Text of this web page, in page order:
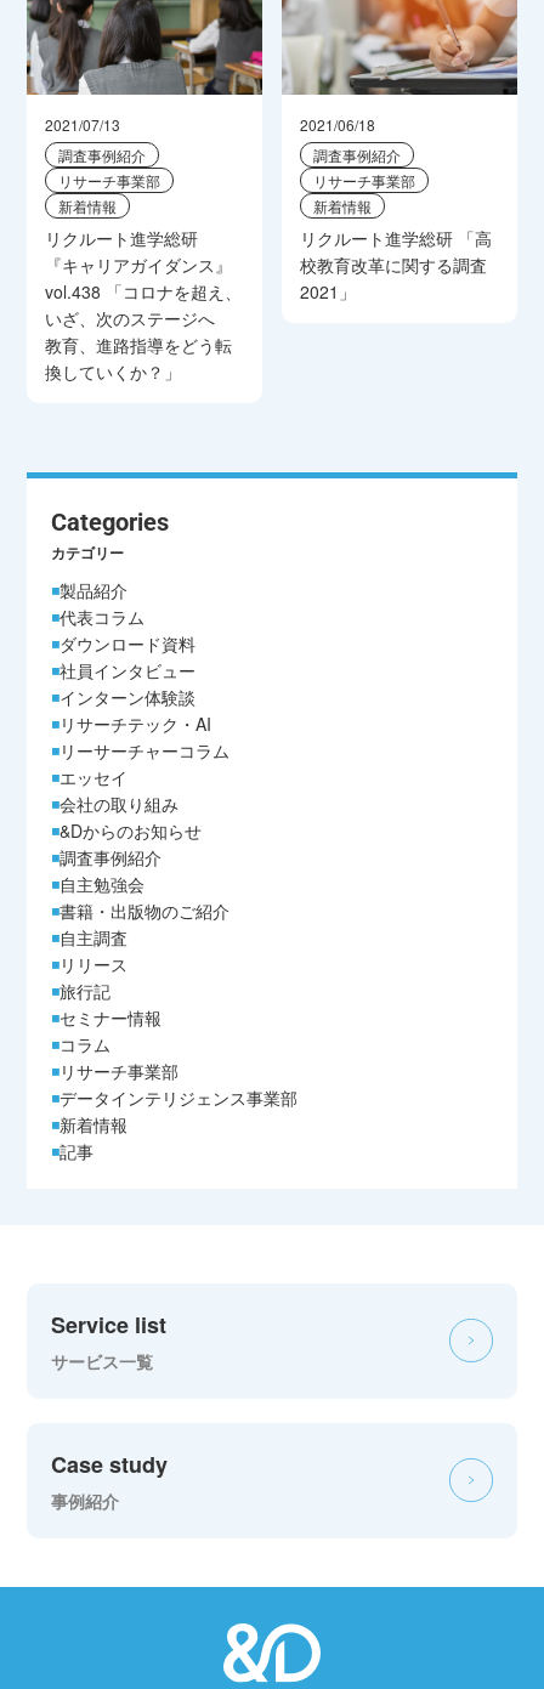
2021/07/13
調査事例紹介
リサーチ事業部
新着情報
リクルート進学総研
『キャリアガイダンス』
vol.438 「コロナを超え、
いざ、次のステージへ
教育、進路指導をどう転
換していくか？」
2021/06/18
調査事例紹介
リサーチ事業部
新着情報
リクルート進学総研 「高
校教育改革に関する調査
2021」
Categories
カテゴリー
製品紹介
代表コラム
ダウンロード資料
社員インタビュー
インターン体験談
リサーチテック・AI
リーサーチャーコラム
エッセイ
会社の取り組み
&Dからのお知らせ
調査事例紹介
自主勉強会
書籍・出版物のご紹介
自主調査
リリース
旅行記
セミナー情報
コラム
リサーチ事業部
データインテリジェンス事業部
新着情報
記事
Service list
サービス一覧
Case study
事例紹介